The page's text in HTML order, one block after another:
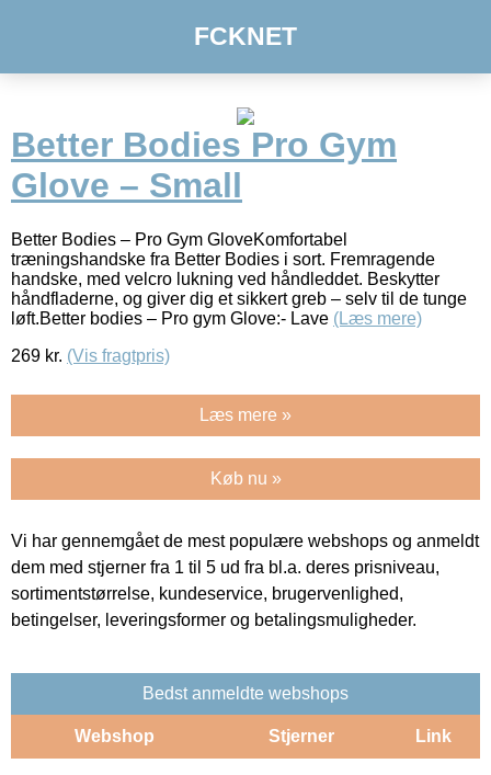
FCKNET
Better Bodies Pro Gym
Glove – Small
Better Bodies – Pro Gym GloveKomfortabel
træningshandske fra Better Bodies i sort. Fremragende
handske, med velcro lukning ved håndleddet. Beskytter
håndfladerne, og giver dig et sikkert greb – selv til de tunge
løft.Better bodies – Pro gym Glove:- Lave (Læs mere)
269 kr. (Vis fragtpris)
Læs mere »
Køb nu »
Vi har gennemgået de mest populære webshops og anmeldt
dem med stjerner fra 1 til 5 ud fra bl.a. deres prisniveau,
sortimentstørrelse, kundeservice, brugervenlighed,
betingelser, leveringsformer og betalingsmuligheder.
Bedst anmeldte webshops
Webshop Stjerner Link